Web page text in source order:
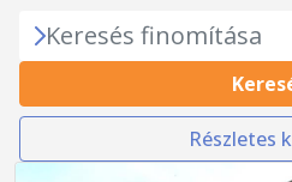
Keresés finomítása
Részletes